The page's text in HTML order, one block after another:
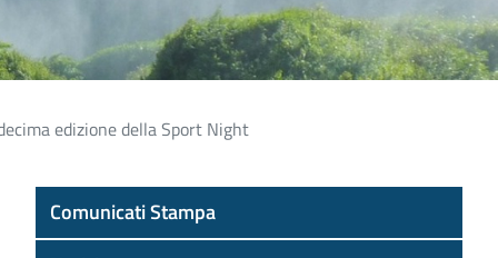
edizione della Sport Night
Comunicati Stampa